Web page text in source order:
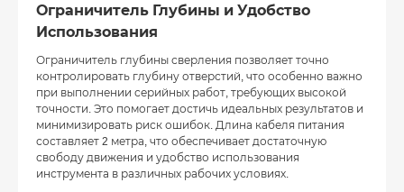
Ограничитель Глубины и Удобство
Использования
Ограничитель глубины сверления позволяет точно
контролировать глубину отверстий, что особенно важно
при выполнении серийных работ, требующих высокой
точности. Это помогает достичь идеальных результатов и
минимизировать риск ошибок. Длина кабеля питания
составляет 2 метра, что обеспечивает достаточную
свободу движения и удобство использования
инструмента в различных рабочих условиях.